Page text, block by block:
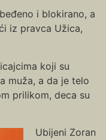
i blokirano, a
iz pravca Užica,
koji su
muža, a da je telo
prilikom, deca su
Ubijeni Zoran